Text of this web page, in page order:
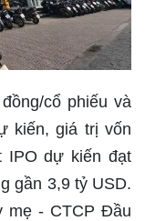
cổ phiếu và
kiến, giá trị vốn
IPO dự kiến đạt
gần 3,9 tỷ USD.
mẹ - CTCP Đầu